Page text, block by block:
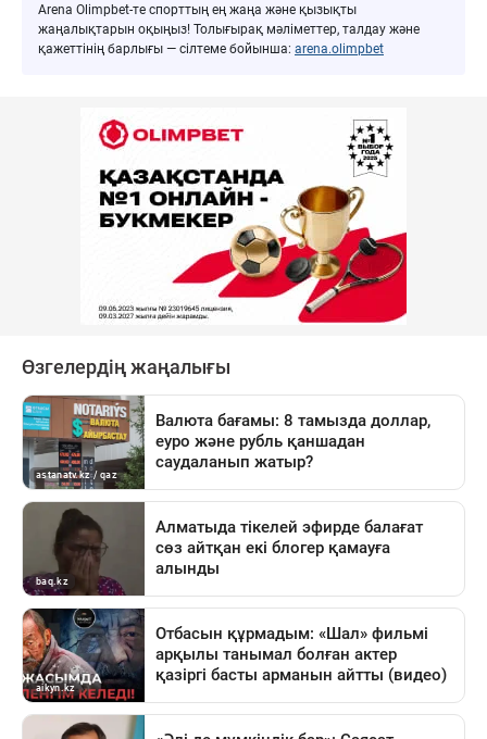
Arena Olimpbet-те спорттың ең жаңа және қызықты
жаңалықтарын оқыңыз! Толығырақ мәліметтер, талдау және
қажеттінің барлығы — сілтеме бойынша: arena.olimpbet